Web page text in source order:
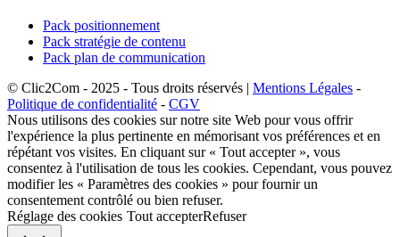
Pack positionnement
Pack stratégie de contenu
Pack plan de communication
© Clic2Com - 2025 - Tous droits réservés | Mentions Légales -
Politique de confidentialité - CGV
Nous utilisons des cookies sur notre site Web pour vous offrir
l'expérience la plus pertinente en mémorisant vos préférences et en
répétant vos visites. En cliquant sur « Tout accepter », vous
consentez à l'utilisation de tous les cookies. Cependant, vous pouvez
modifier les « Paramètres des cookies » pour fournir un
consentement contrôlé ou bien refuser.
Réglage des cookies Tout accepterRefuser